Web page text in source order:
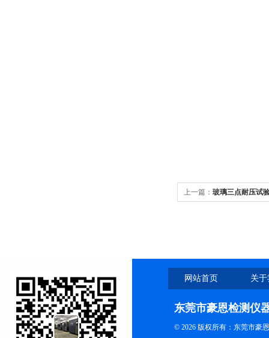
上一篇： 玻璃三点耐压试
网站首页 关
东莞市豪恩检测仪
© 2026 版权所有：东莞市豪